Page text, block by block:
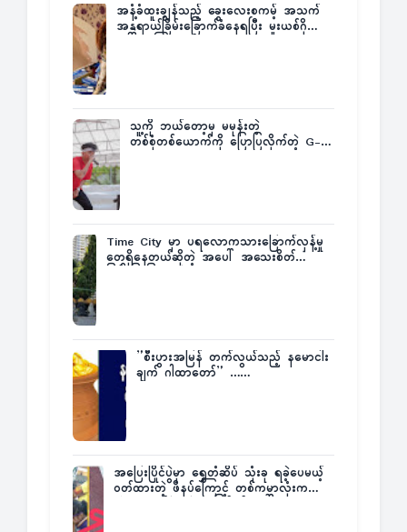
အနံ့ခံထူးချွန်သည့် ခွေးလေးစကမ့် အသက်
အန္တရာယ်ခြိမ်းခြောက်ခံနေရပြီး မူးယစ်ဂိုဏ်း
သူ့ကို ဘယ်တော့မှ မမုန်းတဲ့
တစ်စုံတစ်ယောက်ကို ပြောပြလိုက်တဲ့ G-
Time City မှာ ပရလောကသားခြောက်လှန့်မှု
တွေရှိနေတယ်ဆိုတဲ့ အပေါ် အသေးစိတ်
”စီးပွားအမြန် တက်လွယ်သည့် နမောငါး
ချက် ဂါထာတော်” ……
အပြေးပြိုင်ပွဲမှာ ရွှေတံဆိပ် သုံးခု ရခဲ့ပေမယ့်
ဝတ်ထားတဲ့ ဖိနပ်ကြောင့် တစ်ကမ္ဘာလုံးက